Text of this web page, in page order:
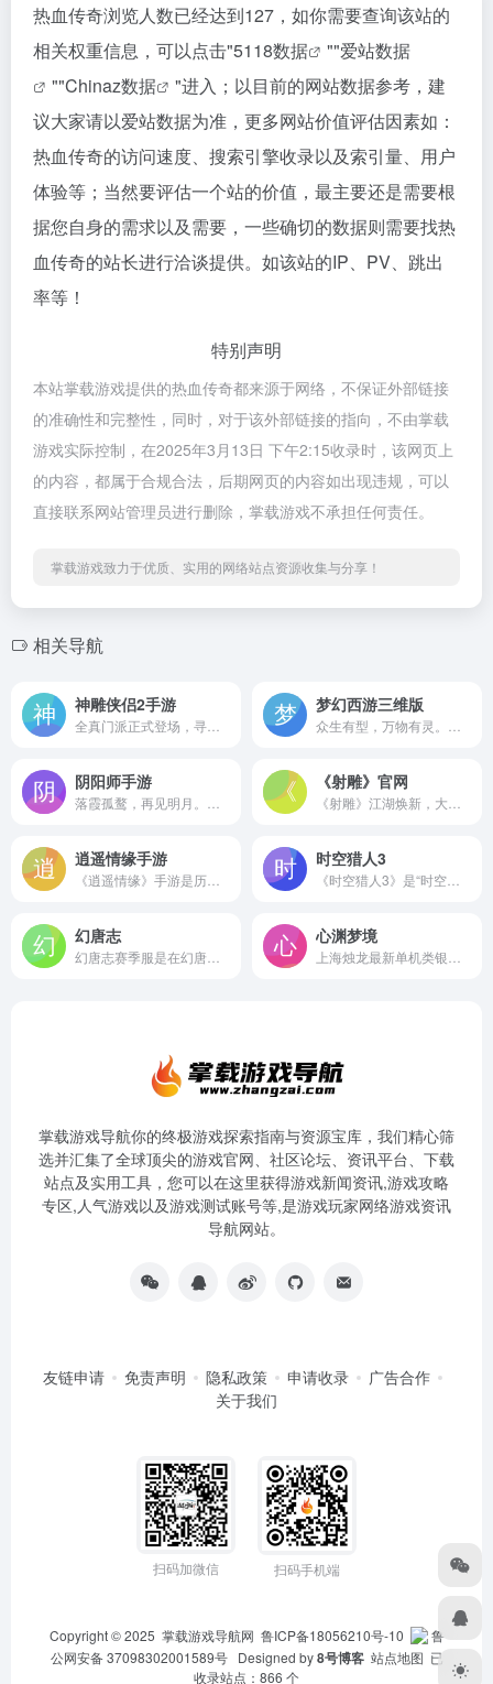
热血传奇浏览人数已经达到127，如你需要查询该站的
相关权重信息，可以点击"5118数据 ""爱站数据
""Chinaz数据
"进入；以目前的网站数据参考，建
议大家请以爱站数据为准，更多网站价值评估因素如：
热血传奇的访问速度、搜索引擎收录以及索引量、用户
体验等；当然要评估一个站的价值，最主要还是需要根
据您自身的需求以及需要，一些确切的数据则需要找热
血传奇的站长进行洽谈提供。如该站的IP、PV、跳出
率等！
特别声明
本站掌载游戏提供的热血传奇都来源于网络，不保证外部链接
的准确性和完整性，同时，对于该外部链接的指向，不由掌载
游戏实际控制，在2025年3月13日 下午2:15收录时，该网页上
的内容，都属于合规合法，后期网页的内容如出现违规，可以
直接联系网站管理员进行删除，掌载游戏不承担任何责任。
掌载游戏致力于优质、实用的网络站点资源收集与分享！
相关导航
神雕侠侣2手游 梦幻西游三维版
阴阳师手游 《射雕》官网
逍遥情缘手游 时空猎人3
幻唐志 心渊梦境
掌载游戏导航你的终极游戏探索指南与资源宝库，我们精心筛
选并汇集了全球顶尖的游戏官网、社区论坛、资讯平台、下载
站点及实用工具，您可以在这里获得游戏新闻资讯,游戏攻略
专区,人气游戏以及游戏测试账号等,是游戏玩家网络游戏资讯
导航网站。
友链申请 免责声明 隐私政策 申请收录
广告合作
关于我们
扫码加微信 扫码手机端
Copyright © 2025 掌载游戏导航网 鲁ICP备18056210号-10
鲁
公网安备 37098302001589号Designed by8号博客 站点地图 已
收录站点：866 个